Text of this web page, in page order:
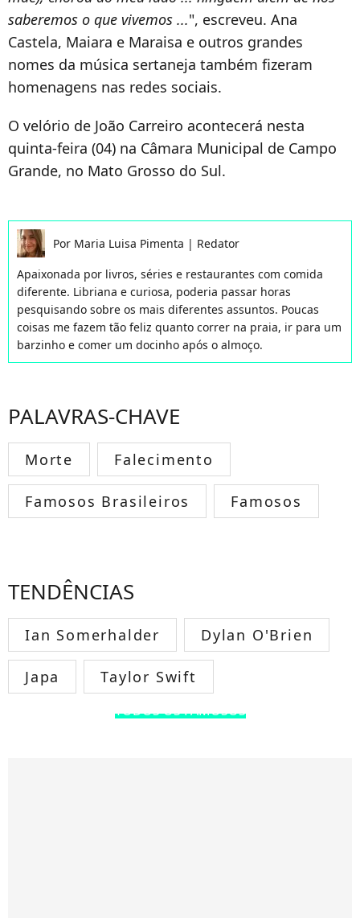
saberemos o que vivemos ...", escreveu. Ana
Castela, Maiara e Maraisa e outros grandes
nomes da música sertaneja também fizeram
homenagens nas redes sociais.
O velório de João Carreiro acontecerá nesta
quinta-feira (04) na Câmara Municipal de Campo
Grande, no Mato Grosso do Sul.
Por Maria Luisa Pimenta | Redator
Apaixonada por livros, séries e restaurantes com comida
diferente. Libriana e curiosa, poderia passar horas
pesquisando sobre os mais diferentes assuntos. Poucas
coisas me fazem tão feliz quanto correr na praia, ir para um
barzinho e comer um docinho após o almoço.
PALAVRAS-CHAVE
Morte Falecimento
Famosos Brasileiros Famosos
TENDÊNCIAS
Ian Somerhalder Dylan O'Brien
Japa Taylor Swift
TODOS OS FAMOSOS